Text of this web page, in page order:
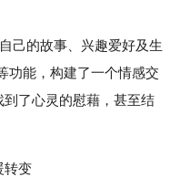
的故事、兴趣爱好及生
功能，构建了一个情感交
了心灵的慰藉，甚至结
转变